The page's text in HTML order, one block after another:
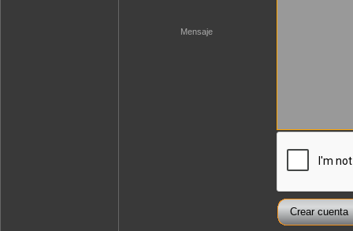
Mensaje